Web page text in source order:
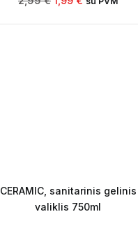
CERAMIC, sanitarinis gelinis
valiklis 750ml